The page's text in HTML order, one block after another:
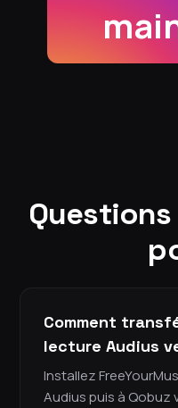
Comment
lecture Audius
Installez
Audius puis à Qobuz